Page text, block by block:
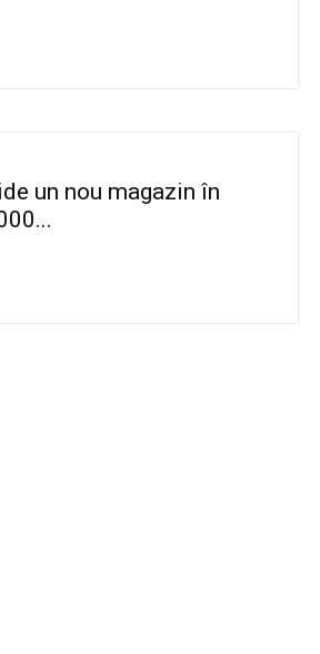
un nou magazin în